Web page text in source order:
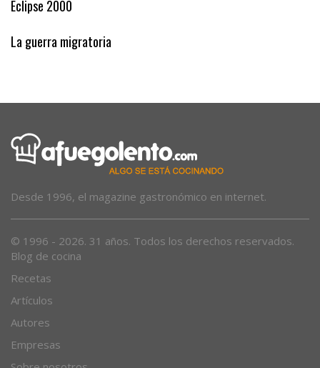
Eclipse 2000
Blog de cocina
Recetas
Artículos
Autores